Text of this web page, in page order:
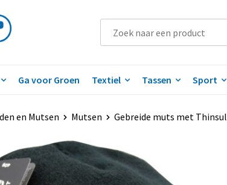
Ga voor Groen Textiel Tassen Sport
en Mutsen Mutsen Gebreide muts met